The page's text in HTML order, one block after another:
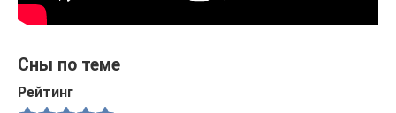
Сны по теме
Рейтинг